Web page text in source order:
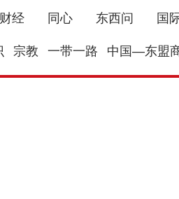
财经 同心 东西问 国
宗教 一带一路 中国—东盟